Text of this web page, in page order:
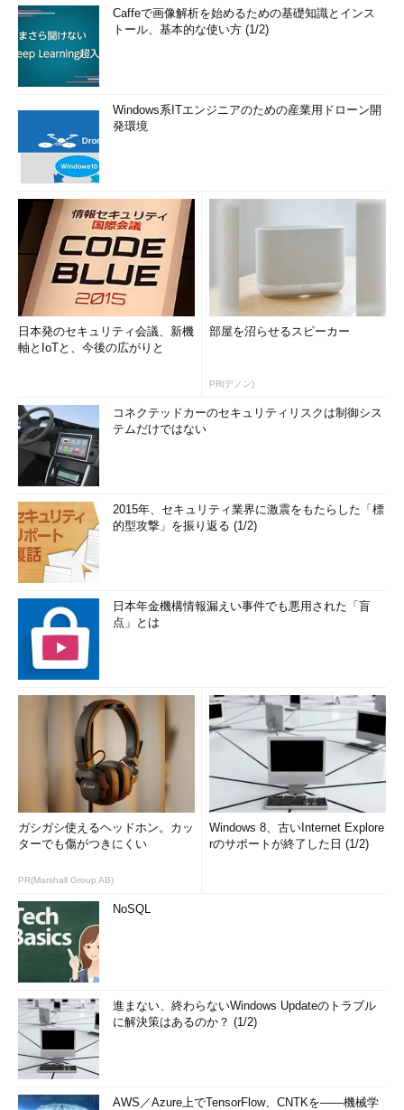
Caffeで画像解析を始めるための基礎知識とインス
トール、基本的な使い方 (1/2)
Windows系ITエンジニアのための産業用ドローン開
発環境
日本発のセキュリティ会議、新機
軸とIoTと、今後の広がりと
部屋を沼らせるスピーカー
PR(デノン)
コネクテッドカーのセキュリティリスクは制御シス
テムだけではない
2015年、セキュリティ業界に激震をもたらした「標
的型攻撃」を振り返る (1/2)
日本年金機構情報漏えい事件でも悪用された「盲
点」とは
ガシガシ使えるヘッドホン。カッ
ターでも傷がつきにくい
PR(Marshall Group AB)
Windows 8、古いInternet Explore
rのサポートが終了した日 (1/2)
NoSQL
進まない、終わらないWindows Updateのトラブル
に解決策はあるのか？ (1/2)
AWS／Azure上でTensorFlow、CNTKを――機械学